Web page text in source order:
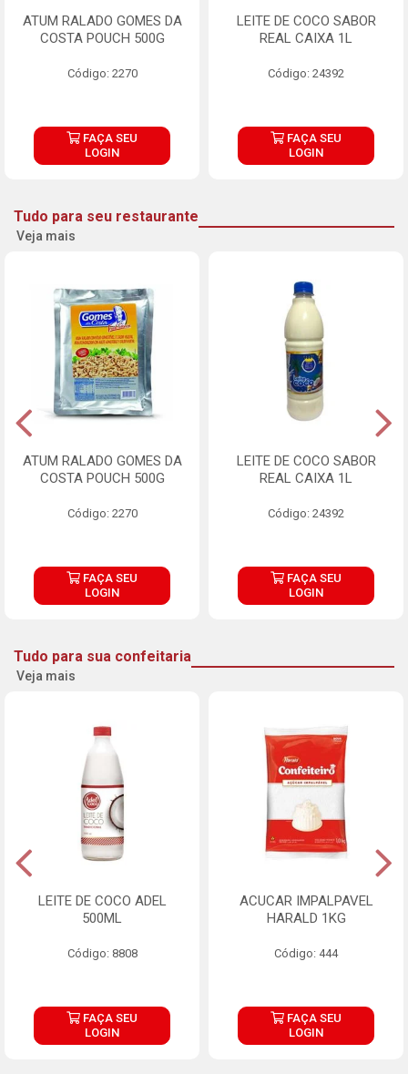
ATUM RALADO GOMES DA
COSTA POUCH 500G
Código: 2270
FAÇA SEU
LOGIN
LEITE DE COCO SABOR
REAL CAIXA 1L
Código: 24392
FAÇA SEU
LOGIN
Tudo para seu restaurante
Veja mais
ATUM RALADO GOMES DA
COSTA POUCH 500G
Código: 2270
FAÇA SEU
LOGIN
LEITE DE COCO SABOR
REAL CAIXA 1L
Código: 24392
FAÇA SEU
LOGIN
Tudo para sua confeitaria
Veja mais
LEITE DE COCO ADEL
500ML
Código: 8808
FAÇA SEU
LOGIN
ACUCAR IMPALPAVEL
HARALD 1KG
Código: 444
FAÇA SEU
LOGIN